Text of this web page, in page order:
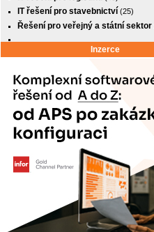
IT řešení pro stavebnictví (25)
Řešení pro veřejný a státní sektor
Inzerce